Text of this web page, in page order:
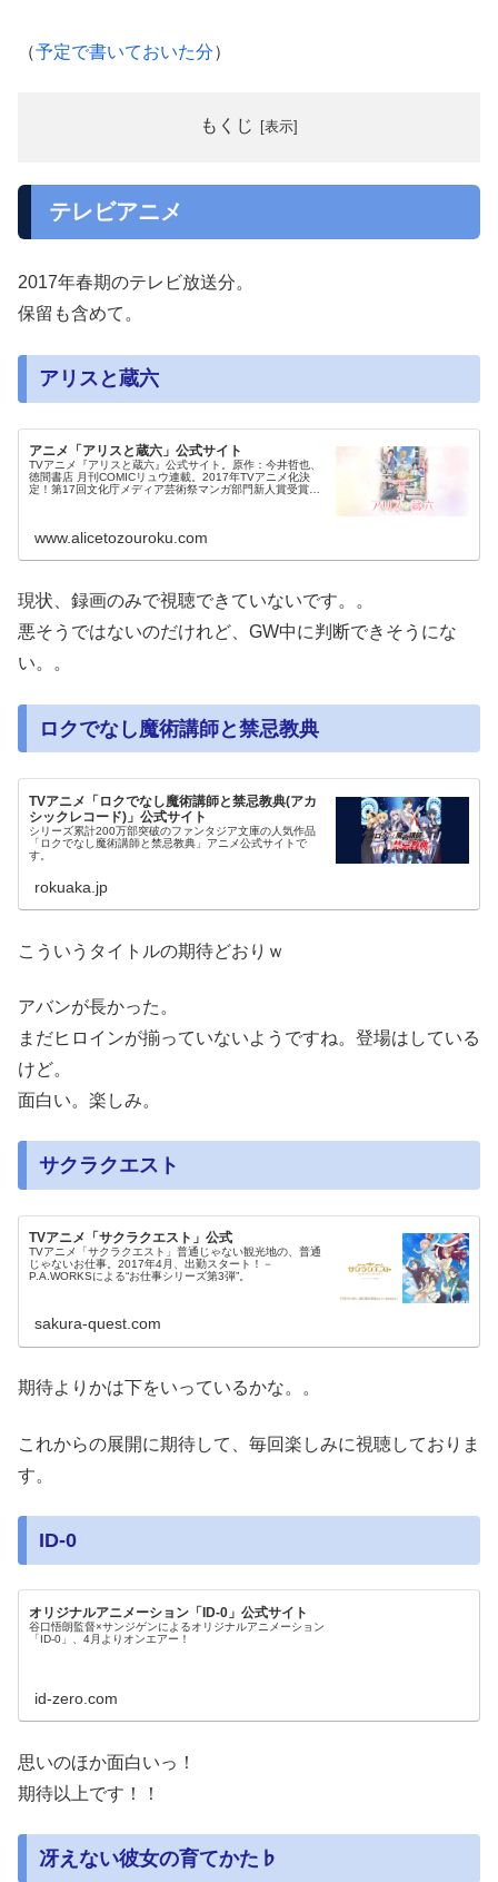
（予定で書いておいた分）
もくじ
テレビアニメ
2017年春期のテレビ放送分。
保留も含めて。
アリスと蔵六
アニメ「アリスと蔵六」公式サイト
TVアニメ『アリスと蔵六』公式サイト。原作：今井哲也、
徳間書店 月刊COMICリュウ連載。2017年TVアニメ化決
定！第17回文化庁メディア芸術祭マンガ部門新人賞受賞作
www.alicetozouroku.com
現状、録画のみで視聴できていないです。。
悪そうではないのだけれど、GW中に判断できそうにな
い。。
ロクでなし魔術講師と禁忌教典
TVアニメ「ロクでなし魔術講師と禁忌教典(アカ
シックレコード)」公式サイト
シリーズ累計200万部突破のファンタジア文庫の人気作品
「ロクでなし魔術講師と禁忌教典」アニメ公式サイトで
す。
rokuaka.jp
こういうタイトルの期待どおりｗ
アバンが長かった。
まだヒロインが揃っていないようですね。登場はしている
けど。
面白い。楽しみ。
サクラクエスト
TVアニメ「サクラクエスト」公式
TVアニメ「サクラクエスト」普通じゃない観光地の、普通
じゃないお仕事。2017年4月、出勤スタート！－
P.A.WORKSによる“お仕事シリーズ第3弾”。
sakura-quest.com
期待よりかは下をいっているかな。。
これからの展開に期待して、毎回楽しみに視聴しておりま
す。
ID-0
オリジナルアニメーション「ID-0」公式サイト
谷口悟朗監督×サンジゲンによるオリジナルアニメーション
「ID-0」、4月よりオンエアー！
id-zero.com
思いのほか面白いっ！
期待以上です！！
冴えない彼女の育てかた♭